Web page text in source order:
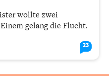
wollte zwei
gelang die Flucht.
23